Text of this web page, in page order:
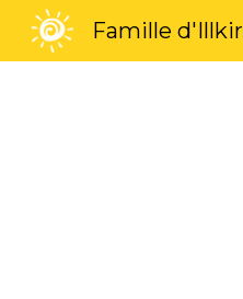
Famille